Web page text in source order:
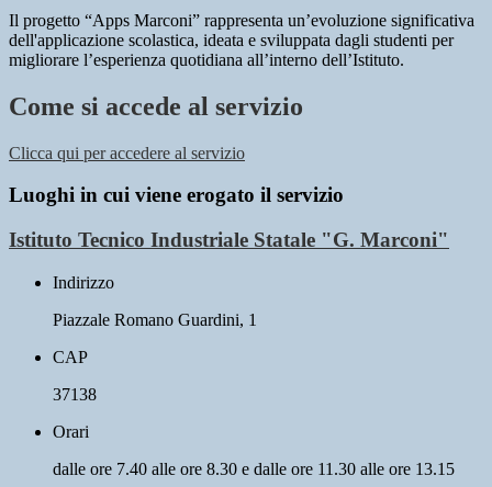
Il progetto “Apps Marconi” rappresenta un’evoluzione significativa
dell'applicazione scolastica, ideata e sviluppata dagli studenti per
migliorare l’esperienza quotidiana all’interno dell’Istituto.
Come si accede al servizio
Clicca qui per accedere al servizio
Luoghi in cui viene erogato il servizio
Istituto Tecnico Industriale Statale "G. Marconi"
Indirizzo
Piazzale Romano Guardini, 1
CAP
37138
Orari
dalle ore 7.40 alle ore 8.30 e dalle ore 11.30 alle ore 13.15